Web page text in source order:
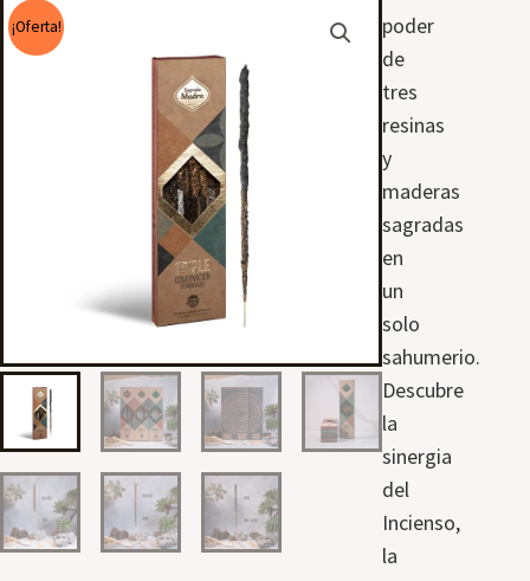
¡Oferta!
poder
de
tres
resinas
y
maderas
sagradas
en
un
solo
sahumerio.
Descubre
la
sinergia
del
Incienso,
la